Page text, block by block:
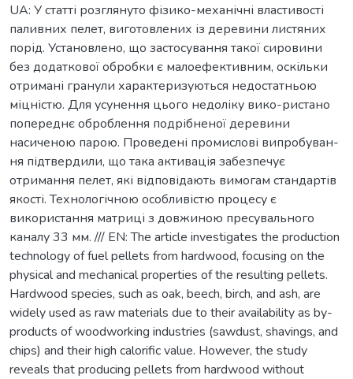
UA: У статті розглянуто фізико-механічні властивості
паливних пелет, виготовлених із деревини листяних
порід. Установлено, що застосування такої сировини
без додаткової обробки є малоефективним, оскільки
отримані гранули характеризуються недостатньою
міцністю. Для усунення цього недоліку вико-ристано
попереднє оброблення подрібненої деревини
насиченою парою. Проведені промислові випробуван-
ня підтвердили, що така активація забезпечує
отримання пелет, які відповідають вимогам стандартів
якості. Технологічною особливістю процесу є
використання матриці з довжиною пресувального
каналу 33 мм. /// EN: The article investigates the production
technology of fuel pellets from hardwood, focusing on the
physical and mechanical properties of the resulting pellets.
Hardwood species, such as oak, beech, birch, and ash, are
widely used as raw materials due to their availability as by-
products of woodworking industries (sawdust, shavings, and
chips) and their high calorific value. However, the study
reveals that producing pellets from hardwood without